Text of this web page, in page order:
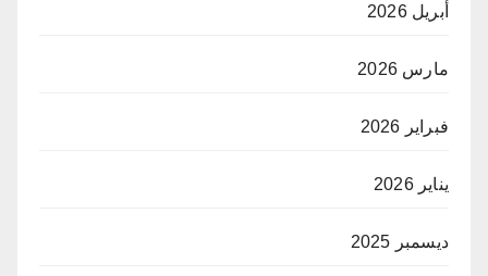
أبريل 2026
مارس 2026
فبراير 2026
يناير 2026
ديسمبر 2025